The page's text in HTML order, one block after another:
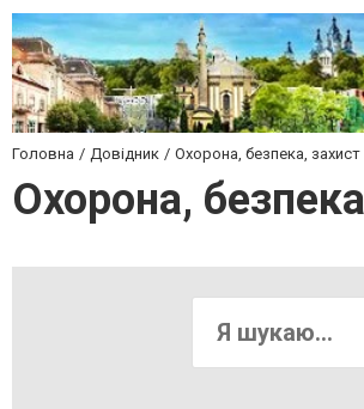
Головна Довідник Охорона, безпека, захист
Охорона,